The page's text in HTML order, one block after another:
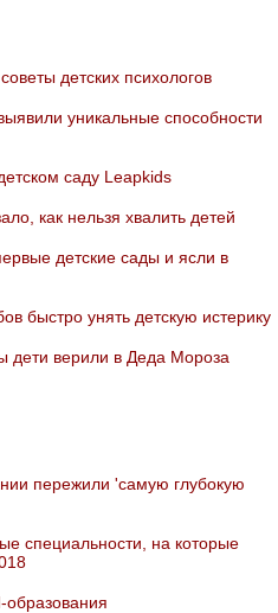
детских психологов
уникальные способности
саду Leapkids
как нельзя хвалить детей
детские сады и ясли в
быстро унять детскую истерику
дети верили в Деда Мороза
пережили 'самую глубокую
специальности, на которые